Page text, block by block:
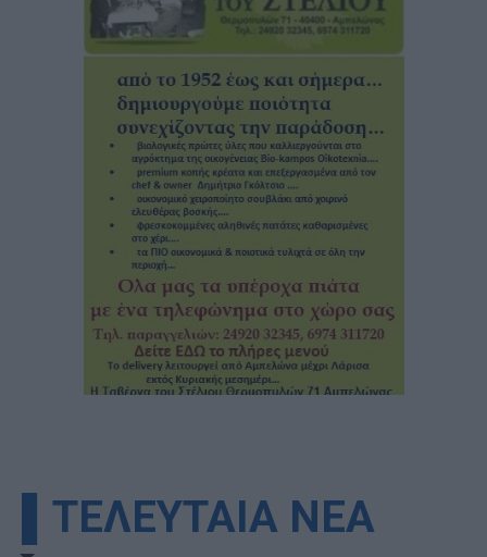
▌ΤΕΛΕΥΤΑΙΑ ΝΕΑ